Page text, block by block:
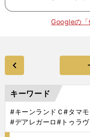
Googleの「
キーワード
#キーンランドＣ#タマ
#デアレガーロ#トゥラ